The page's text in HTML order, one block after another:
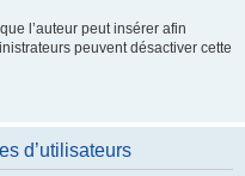
l’auteur peut insérer afin
peuvent désactiver cette
d’utilisateurs